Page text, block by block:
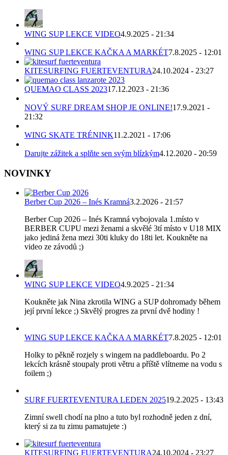
WING SUP LEKCE VIDEO4.9.2025 - 21:34
WING SUP LEKCE KAČKA A MARKÉT7.8.2025 - 12:01
KITESURFING FUERTEVENTURA24.10.2024 - 23:27
QUEMAO CLASS 202317.12.2023 - 21:36
NOVÝ SURF DREAM SHOP JE ONLINE!17.9.2021 -
21:32
WING SKATE TRÉNINK11.2.2021 - 17:06
Darujte zážitek a splňte sen svým blízkým4.12.2020 - 20:59
NOVINKY
Berber Cup 2026 – Inés Kramná3.2.2026 - 21:57
Berber Cup 2026 – Inés Kramná vybojovala 1.místo v
BERBER CUPU mezi ženami a skvělé 3tí místo v U18 MIX
jako jediná žena mezi 30ti kluky do 18ti let. Koukněte na
video ze závodů ;)
WING SUP LEKCE VIDEO4.9.2025 - 21:34
Koukněte jak Nina zkrotila WING a SUP dohromady během
její první lekce ;) Skvělý progres za první dvě hodiny !
WING SUP LEKCE KAČKA A MARKÉT7.8.2025 - 12:01
Holky to pěkně rozjely s wingem na paddleboardu. Po 2
lekcích krásně stoupaly proti větru a příště vlítneme na vodu s
foilem ;)
SURF FUERTEVENTURA LEDEN 202519.2.2025 - 13:43
Zimní swell chodí na plno a tuto byl rozhodně jeden z dní,
který si za tu zimu pamatujete :)
KITESURFING FUERTEVENTURA24.10.2024 - 23:27